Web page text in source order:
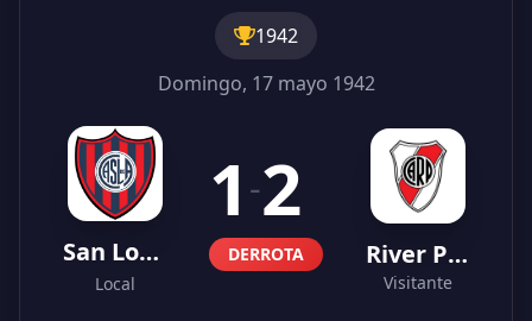
1942
Domingo, 17 mayo 1942
San Lorenzo
Local
1 -2
DERROTA River Plate
Visitante